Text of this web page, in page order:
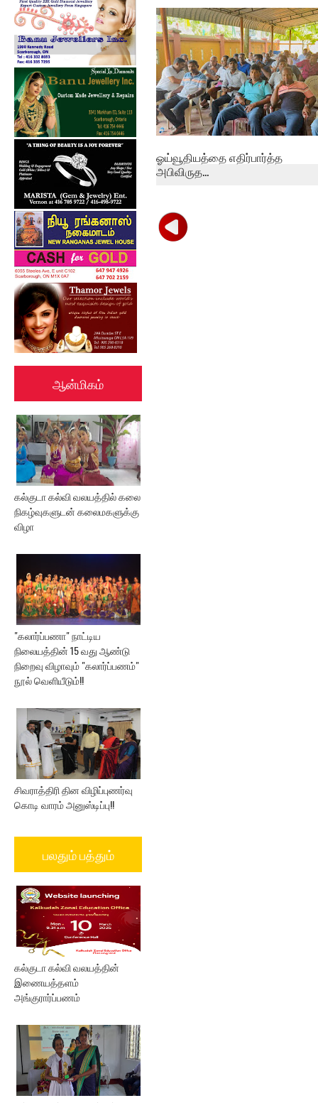
ஆன்மிகம்
கல்குடா கல்வி வலயத்தில் கலை
நிகழ்வுகளுடன் கலைமகளுக்கு
விழா
"கலார்ப்பணா" நாட்டிய
நிலையத்தின் 15 வது ஆண்டு
நிறைவு விழாவும் "கலார்ப்பணம்"
நூல் வெளியீடும்!!
சிவராத்திரி தின விழிப்புணர்வு
கொடி வாரம் அனுஸ்டிப்பு!!
பலதும் பத்தும்
கல்குடா கல்வி வலயத்தின்
இணையத்தளம்
அங்குரார்ப்பணம்
பேத்தாழை பொது நூலகத்தில்
உலக புத்தக...
ஓய்வூதியத்தை எதிர்பார்த்த
அபிவிருத...